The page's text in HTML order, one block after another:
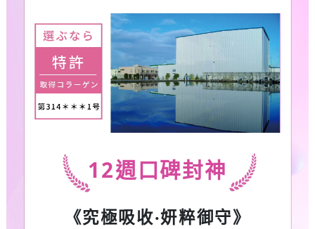
12週口碑封神
《究極吸收‧妍粹御守》